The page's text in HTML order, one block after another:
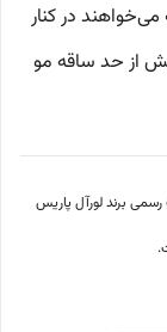
در کنار
از حد ساقه مو
برند لورآل پاریس